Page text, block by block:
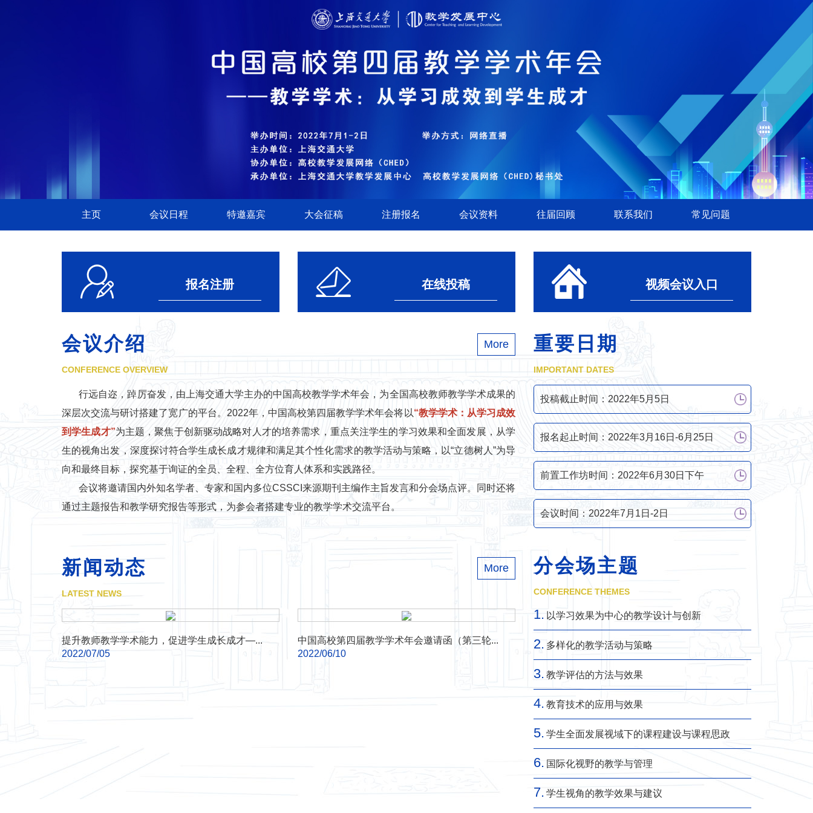
主页 会议日程 特邀嘉宾 大会征稿 注册报名 会议资料 往届回顾 联系我们 常见问题
报名注册 在线投稿 视频会议入口
会议介绍
CONFERENCE OVERVIEW
More
行远自迩，踔厉奋发，由上海交通大学主办的中国高校教学学术年会，为全国高校教师教学学术成果的
深层次交流与研讨搭建了宽广的平台。2022年，中国高校第四届教学学术年会将以“教学学术：从学习成效
到学生成才”为主题，聚焦于创新驱动战略对人才的培养需求，重点关注学生的学习效果和全面发展，从学
生的视角出发，深度探讨符合学生成长成才规律和满足其个性化需求的教学活动与策略，以“立德树人”为导
向和最终目标，探究基于询证的全员、全程、全方位育人体系和实践路径。
会议将邀请国内外知名学者、专家和国内多位CSSCI来源期刊主编作主旨发言和分会场点评。同时还将
通过主题报告和教学研究报告等形式，为参会者搭建专业的教学学术交流平台。
新闻动态
LATEST NEWS
More
提升教师教学学术能力，促进学生成长成才—...
2022/07/05
中国高校第四届教学学术年会邀请函（第三轮...
2022/06/10
重要日期
IMPORTANT DATES
投稿截止时间：2022年5月5日
报名起止时间：2022年3月16日-6月25日
前置工作坊时间：2022年6月30日下午
会议时间：2022年7月1日-2日
分会场主题
CONFERENCE THEMES
1. 以学习效果为中心的教学设计与创新
2. 多样化的教学活动与策略
3. 教学评估的方法与效果
4. 教育技术的应用与效果
5. 学生全面发展视域下的课程建设与课程思政
6. 国际化视野的教学与管理
7. 学生视角的教学效果与建议